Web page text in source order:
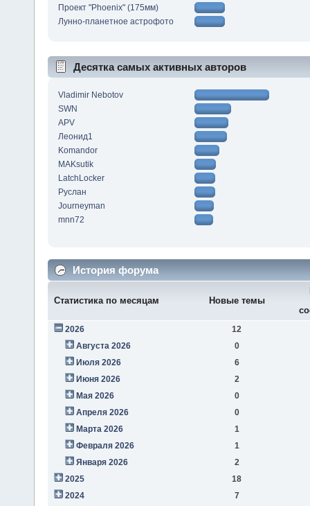
Проект "Phoenix" (175мм)
Лунно-планетное астрофото
Десятка самых активных авторов
Vladimir Nebotov
SWN
APV
Леонид1
Komandor
MAKsutik
LatchLocker
Руслан
Journeyman
mnn72
История форума
Статистика по месяцам Новые темы
2026
12
Августа 2026
0
Июля 2026
6
Июня 2026
2
Мая 2026
0
Апреля 2026
0
Марта 2026
1
Февраля 2026
1
Января 2026
2
2025
18
2024
7